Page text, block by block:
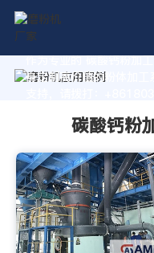
作为专业的 碳酸钙粉加
身定制高价值的粉体加工
碳酸钙粉